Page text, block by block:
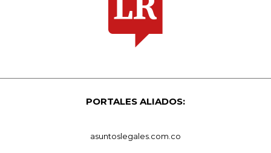
PORTALES ALIADOS:
asuntoslegales.com.co